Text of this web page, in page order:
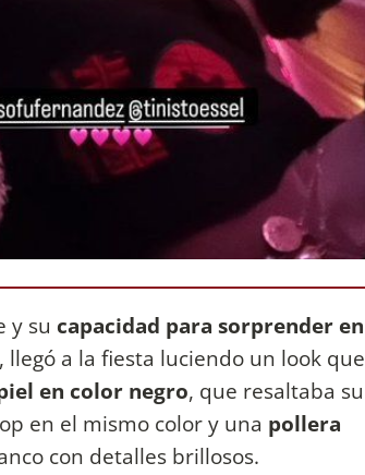
y su capacidad para sorprender en
llegó a la fiesta luciendo un look que
en color negro, que resaltaba su
en el mismo color y una pollera
con detalles brillosos.